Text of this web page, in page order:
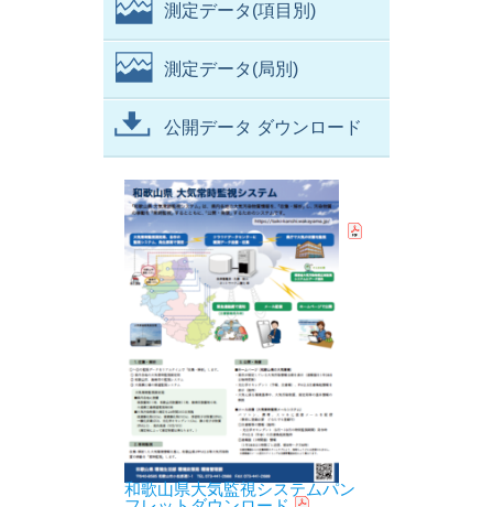
測定データ(項目別)
測定データ(局別)
公開データ ダウンロード
和歌山県大気監視システムパン